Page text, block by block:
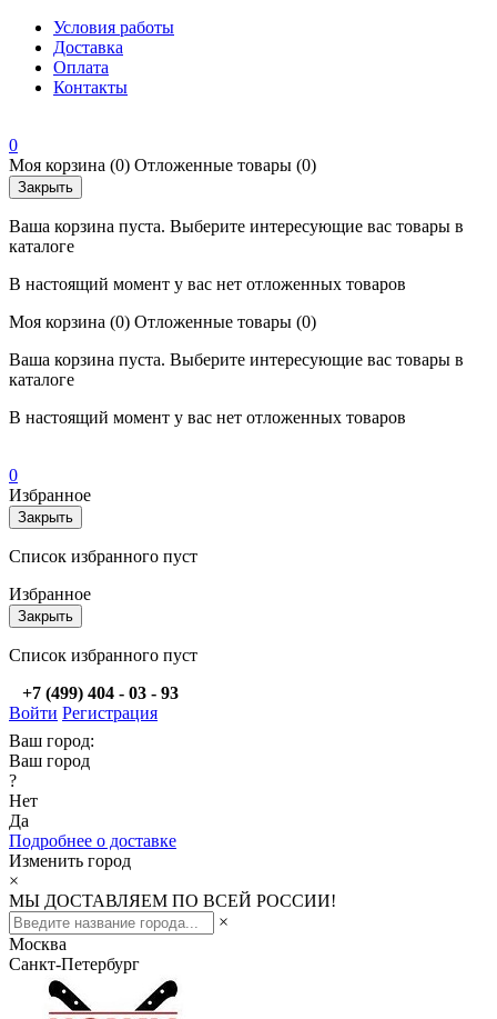
Условия работы
Доставка
Оплата
Контакты
0
Моя корзина (0) Отложенные товары (0)
Закрыть
Ваша корзина пуста. Выберите интересующие вас товары в
каталоге
В настоящий момент у вас нет отложенных товаров
Моя корзина (0) Отложенные товары (0)
Ваша корзина пуста. Выберите интересующие вас товары в
каталоге
В настоящий момент у вас нет отложенных товаров
0
Избранное
Закрыть
Список избранного пуст
Избранное
Закрыть
Список избранного пуст
+7 (499) 404 - 03 - 93
Войти Регистрация
Ваш город:
Ваш город
?
Нет
Да
Подробнее о доставке
Изменить город
×
МЫ ДОСТАВЛЯЕМ ПО ВСЕЙ РОССИИ!
×
Москва
Санкт-Петербург